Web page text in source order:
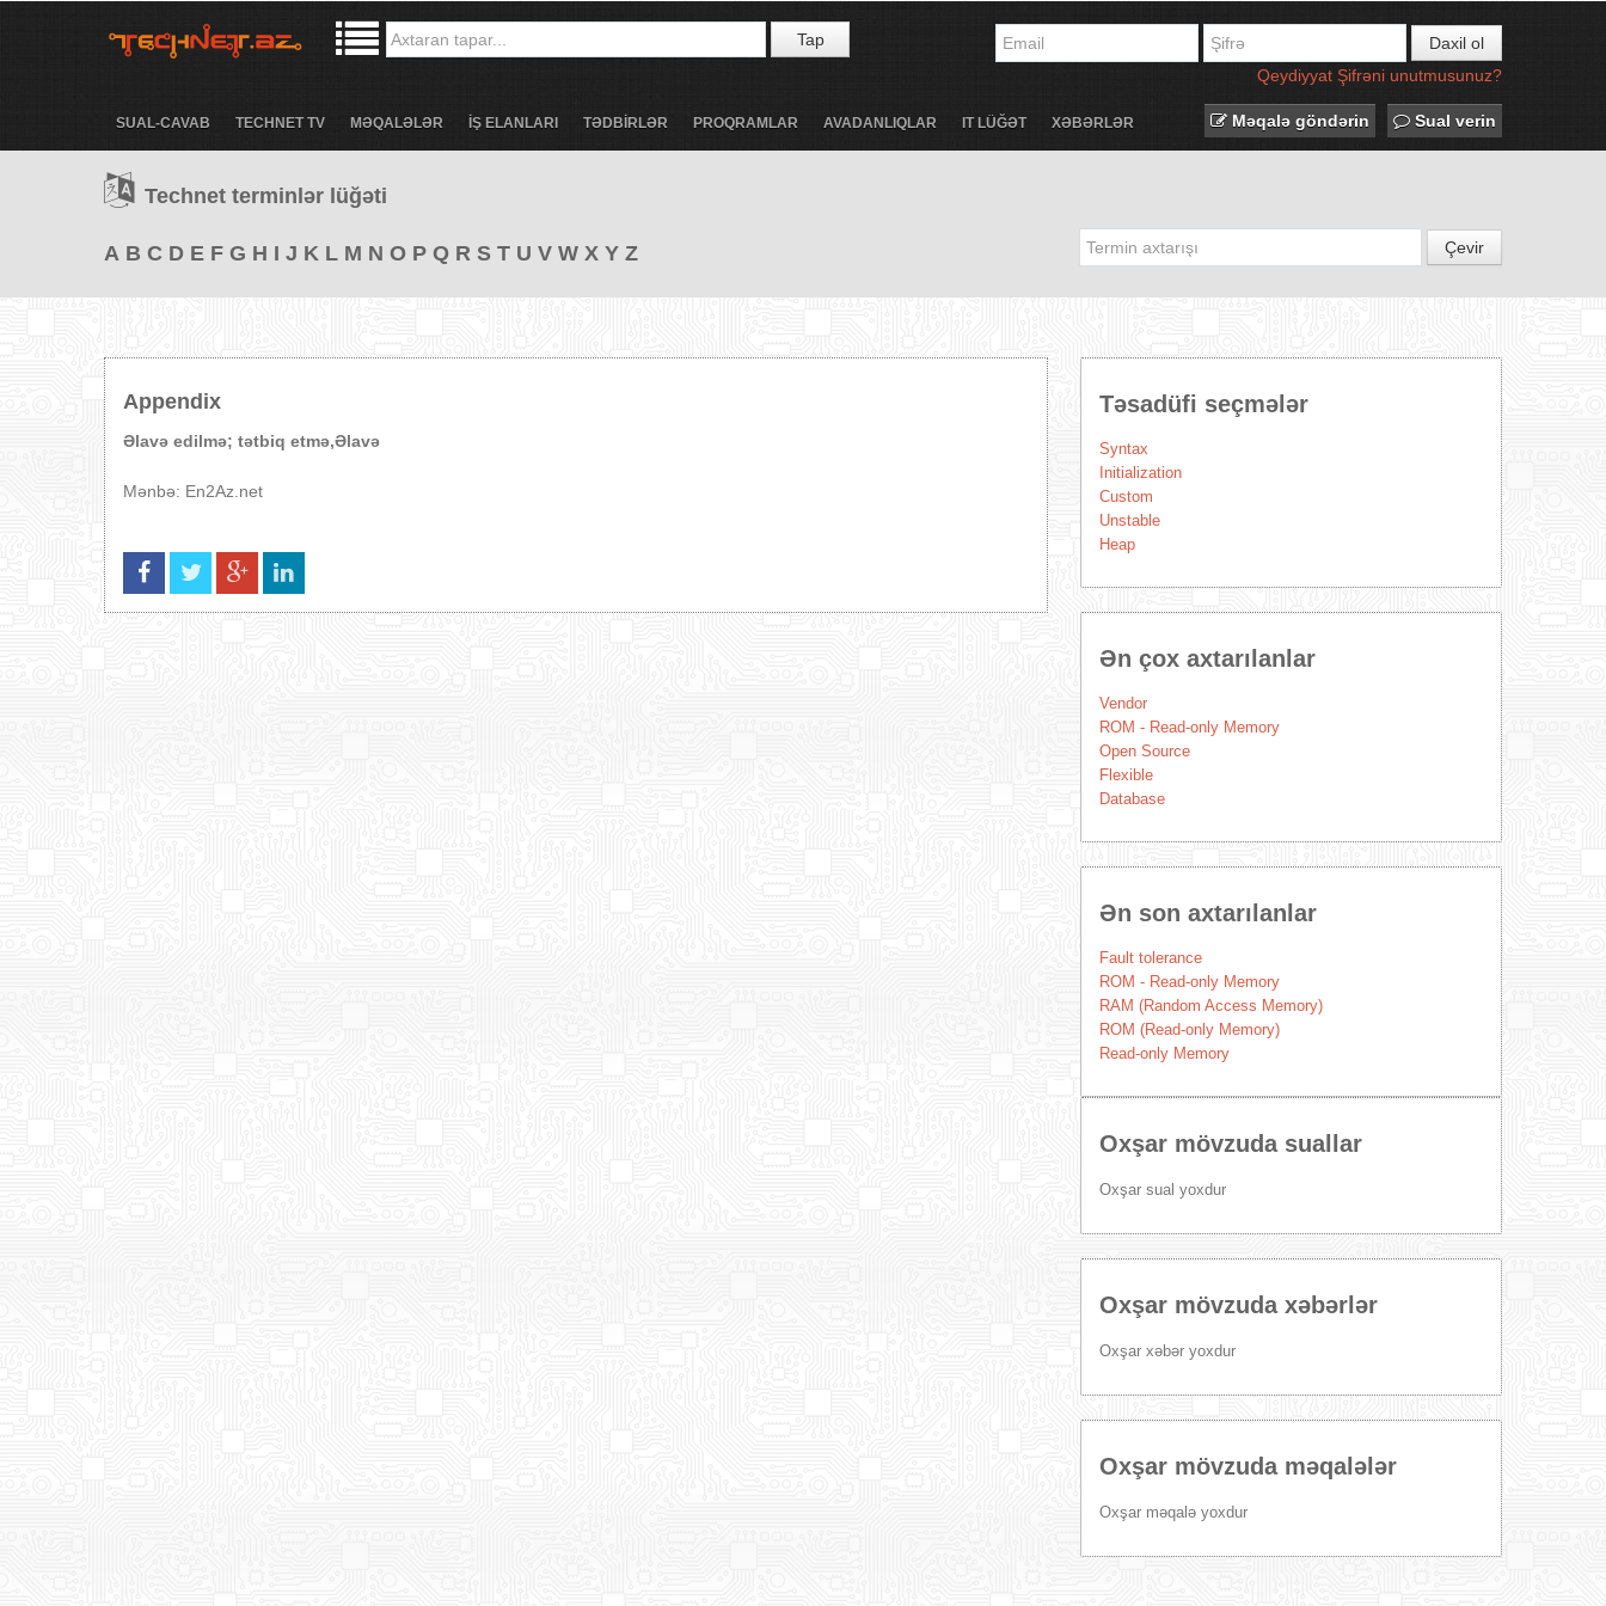
Tap
Daxil ol
Qeydiyyat Şifrəni unutmusunuz?
SUAL-CAVAB TECHNET TV MƏQALƏLƏR İŞ ELANLARI TƏDBİRLƏR PROQRAMLAR AVADANLIQLAR IT LÜĞƏT XƏBƏRLƏR Məqalə göndərin Sual verin
Technet terminlər lüğəti
A B C D E F G H I J K L M N O P Q R S T U V W X Y Z Çevir
Appendix
Əlavə edilmə; tətbiq etmə,Əlavə
Mənbə: En2Az.net
Təsadüfi seçmələr
Syntax
Initialization
Custom
Unstable
Heap
Ən çox axtarılanlar
Vendor
ROM - Read-only Memory
Open Source
Flexible
Database
Ən son axtarılanlar
Fault tolerance
ROM - Read-only Memory
RAM (Random Access Memory)
ROM (Read-only Memory)
Read-only Memory
Oxşar mövzuda suallar
Oxşar sual yoxdur
Oxşar mövzuda xəbərlər
Oxşar xəbər yoxdur
Oxşar mövzuda məqalələr
Oxşar məqalə yoxdur